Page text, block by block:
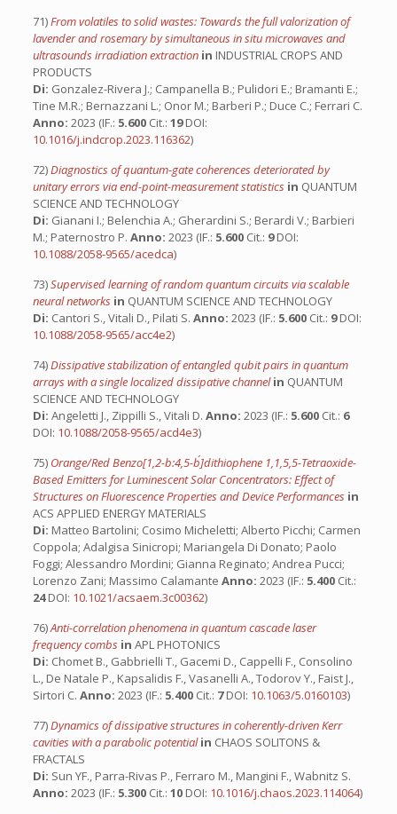
71)From volatiles to solid wastes: Towards the full valorization of
lavender and rosemary by simultaneous in situ microwaves and
ultrasounds irradiation extraction in INDUSTRIAL CROPS AND
PRODUCTS
Di: Gonzalez-Rivera J.; Campanella B.; Pulidori E.; Bramanti E.;
Tine M.R.; Bernazzani L.; Onor M.; Barberi P.; Duce C.; Ferrari C.
Anno: 2023 (IF.: 5.600 Cit.: 19DOI:
10.1016/j.indcrop.2023.116362)
72)Diagnostics of quantum-gate coherences deteriorated by
unitary errors via end-point-measurement statistics in QUANTUM
SCIENCE AND TECHNOLOGY
Di: Gianani I.; Belenchia A.; Gherardini S.; Berardi V.; Barbieri
M.; Paternostro P. Anno: 2023 (IF.: 5.600 Cit.: 9DOI:
10.1088/2058-9565/acedca)
73)Supervised learning of random quantum circuits via scalable
neural networks in QUANTUM SCIENCE AND TECHNOLOGY
Di: Cantori S., Vitali D., Pilati S. Anno: 2023 (IF.: 5.600 Cit.: 9DOI:
10.1088/2058-9565/acc4e2)
74)Dissipative stabilization of entangled qubit pairs in quantum
arrays with a single localized dissipative channelin QUANTUM
SCIENCE AND TECHNOLOGY
Di: Angeletti J., Zippilli S., Vitali D. Anno: 2023 (IF.: 5.600 Cit.: 6
DOI: 10.1088/2058-9565/acd4e3)
75) Orange/Red Benzo[1,2-b:4,5-b´]dithiophene 1,1,5,5-Tetraoxide-
Based Emitters for Luminescent Solar Concentrators: Effect of
Structures on Fluorescence Properties and Device Performances in
ACS APPLIED ENERGY MATERIALS
Di: Matteo Bartolini; Cosimo Micheletti; Alberto Picchi; Carmen
Coppola; Adalgisa Sinicropi; Mariangela Di Donato; Paolo
Foggi; Alessandro Mordini; Gianna Reginato; Andrea Pucci;
Lorenzo Zani; Massimo Calamante Anno: 2023 (IF.: 5.400 Cit.:
24DOI: 10.1021/acsaem.3c00362)
76)Anti-correlation phenomena in quantum cascade laser
frequency combs in APL PHOTONICS
Di: Chomet B., Gabbrielli T., Gacemi D., Cappelli F., Consolino
L., De Natale P., Kapsalidis F., Vasanelli A., Todorov Y., Faist J.,
Sirtori C. Anno: 2023 (IF.: 5.400 Cit.: 7DOI: 10.1063/5.0160103)
77)Dynamics of dissipative structures in coherently-driven Kerr
cavities with a parabolic potentialin CHAOS SOLITONS &
FRACTALS
Di: Sun YF., Parra-Rivas P., Ferraro M., Mangini F., Wabnitz S.
Anno: 2023 (IF.: 5.300 Cit.: 10 DOI: 10.1016/j.chaos.2023.114064)